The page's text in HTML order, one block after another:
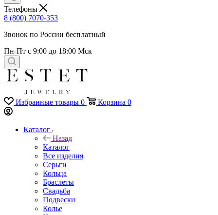
Телефоны
8 (800) 7070-353
Звонок по России бесплатный
Пн-Пт с 9:00 до 18:00 Мск
Избранные товары 0 Корзина 0
Каталог
Назад
Каталог
Все изделия
Серьги
Кольца
Браслеты
Свадьба
Подвески
Колье